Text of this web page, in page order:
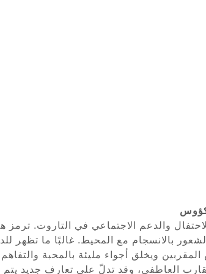
والدعم الاجتماعي في التاروت. ترمز
بالانسجام مع المحيط. غالبًا ما تظهر
ويخلق أجواء مليئة بالمحبة
العاطفي، وقد تدلّ على تعارف جديد